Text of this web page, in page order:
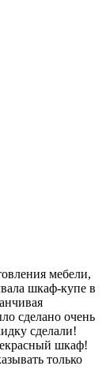
мебели,
шкаф-купе в
сделано очень
сделали!
шкаф!
только